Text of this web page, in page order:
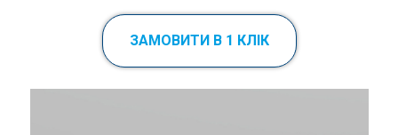
ЗАМОВИТИ В 1 КЛІК